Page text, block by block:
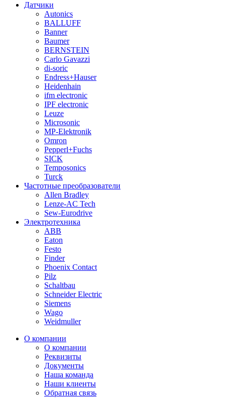
Датчики
Autonics
BALLUFF
Banner
Baumer
BERNSTEIN
Carlo Gavazzi
di-soric
Endress+Hauser
Heidenhain
ifm electronic
IPF electronic
Leuze
Microsonic
MP-Elektronik
Omron
Pepperl+Fuchs
SICK
Temposonics
Turck
Частотные преобразователи
Allen Bradley
Lenze-AC Tech
Sew-Eurodrive
Электротехника
ABB
Eaton
Festo
Finder
Phoenix Contact
Pilz
Schaltbau
Schneider Electric
Siemens
Wago
Weidmuller
О компании
О компании
Реквизиты
Документы
Наша команда
Наши клиенты
Обратная связь